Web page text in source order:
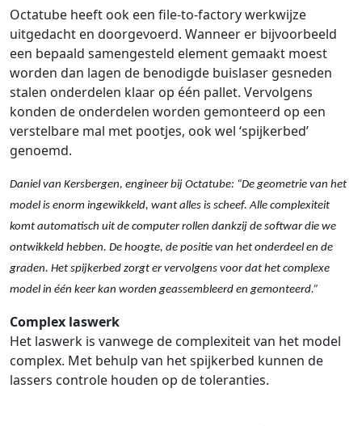
Octatube heeft ook een file-to-factory werkwijze
uitgedacht en doorgevoerd. Wanneer er bijvoorbeeld
een bepaald samengesteld element gemaakt moest
worden dan lagen de benodigde buislaser gesneden
stalen onderdelen klaar op één pallet. Vervolgens
konden de onderdelen worden gemonteerd op een
verstelbare mal met pootjes, ook wel ‘spijkerbed’
genoemd.
Daniel van Kersbergen, engineer bij Octatube: “De geometrie van het
model is enorm ingewikkeld, want alles is scheef. Alle complexiteit
komt automatisch uit de computer rollen dankzij de softwar die we
ontwikkeld hebben. De hoogte, de positie van het onderdeel en de
graden. Het spijkerbed zorgt er vervolgens voor dat het complexe
model in één keer kan worden geassembleerd en gemonteerd.”
Complex laswerk
Het laswerk is vanwege de complexiteit van het model
complex. Met behulp van het spijkerbed kunnen de
lassers controle houden op de toleranties.